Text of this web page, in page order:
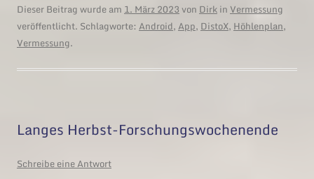
Dieser Beitrag wurde am 1. März 2023von Dirkin Vermessung
veröffentlicht. Schlagworte:Android,App, DistoX, Höhlenplan,
Vermessung.
Langes Herbst-Forschungswochenende
Schreibe eine Antwort